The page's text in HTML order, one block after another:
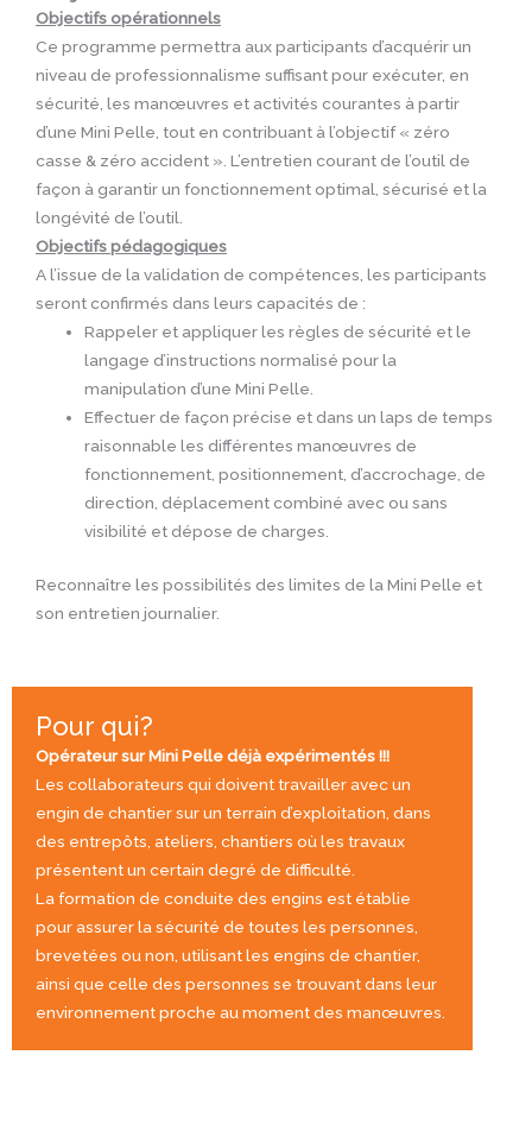
Objectifs opérationnels
Ce programme permettra aux participants d’acquérir un
niveau de professionnalisme suffisant pour exécuter, en
sécurité, les manœuvres et activités courantes à partir
d’une Mini Pelle, tout en contribuant à l’objectif « zéro
casse & zéro accident ». L’entretien courant de l’outil de
façon à garantir un fonctionnement optimal, sécurisé et la
longévité de l’outil.
Objectifs pédagogiques
A l’issue de la validation de compétences, les participants
seront confirmés dans leurs capacités de :
Rappeler et appliquer les règles de sécurité et le
langage d’instructions normalisé pour la
manipulation d’une Mini Pelle.
Effectuer de façon précise et dans un laps de temps
raisonnable les différentes manœuvres de
fonctionnement, positionnement, d’accrochage, de
direction, déplacement combiné avec ou sans
visibilité et dépose de charges.
Reconnaître les possibilités des limites de la Mini Pelle et
son entretien journalier.
Pour qui?
Opérateur sur Mini Pelle déjà expérimentés !!!
Les collaborateurs qui doivent travailler avec un
engin de chantier sur un terrain d’exploitation, dans
des entrepôts, ateliers, chantiers où les travaux
présentent un certain degré de difficulté.
La formation de conduite des engins est établie
pour assurer la sécurité de toutes les personnes,
brevetées ou non, utilisant les engins de chantier,
ainsi que celle des personnes se trouvant dans leur
environnement proche au moment des manœuvres.